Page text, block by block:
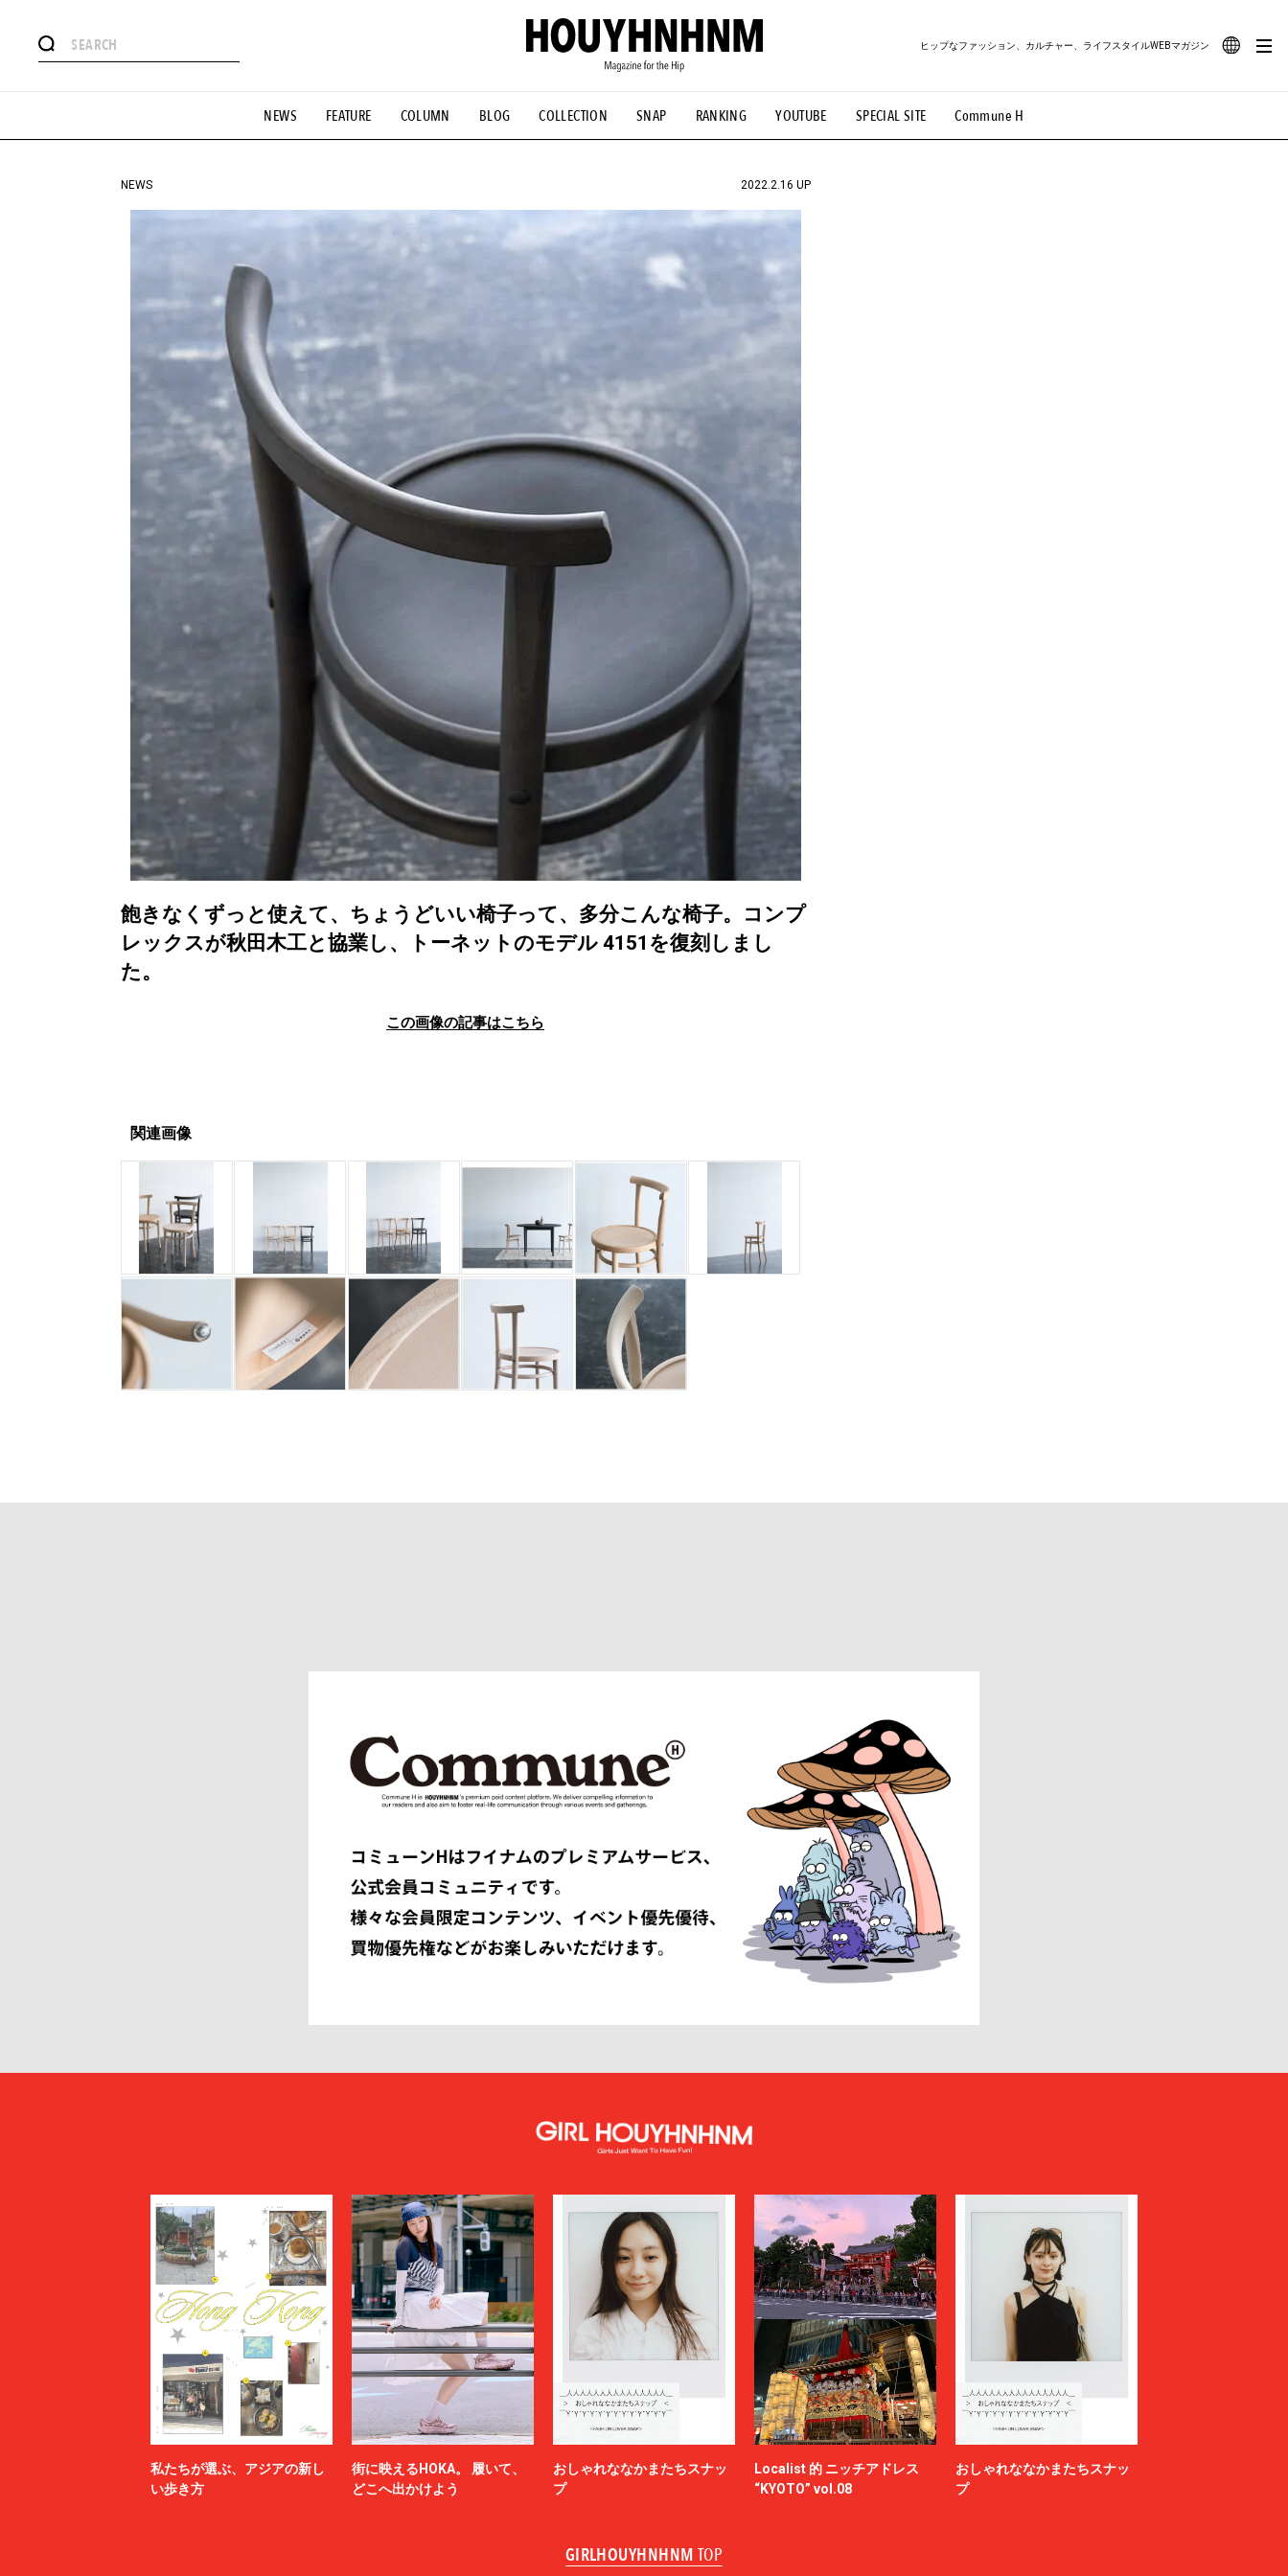
NEWS FEATURE COLUMN BLOG COLLECTION SNAP RANKING YOUTUBE SPECIAL SITE Commune H
ヒップなファッション、カルチャー、ライフスタイルWEBマガジン
#憧れの逸品 #ESSENTIAL DESIGNS #古着サミット #NEW VINTAGE #マイナーグッド図鑑 #路地裏てぃーん。 #MONTHLY JOURNAL
#GH 銘品の所以 #フイナムのYouTube #Commune H #FOCUS IT #AH.H #ととけん #FASHION #MUSIC #MOVIE #LIFESTYLE #SNEAKER #OUTDOOR
#HANDSOME HANDBOOK
NEWS 2022.2.16 UP
飽きなくずっと使えて、ちょうどいい椅子って、多分こんな椅子。コンプ
レックスが秋田木工と協業し、トーネットのモデル 4151を復刻しまし
た。
この画像の記事はこちら
関連画像
私たちが選ぶ、アジアの新し
い歩き方
街に映えるHOKA。 履いて、
どこへ出かけよう
おしゃれななかまたちスナッ
プ
Localist 的 ニッチアドレス
“KYOTO” vol.08
おしゃれななかまたちスナッ
プ
GIRLHOUYHNHNM TOP